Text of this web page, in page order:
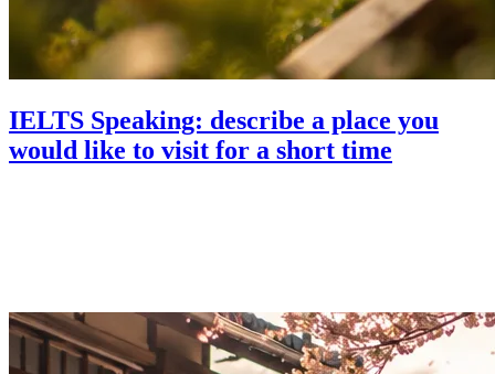
IELTS Speaking: describe a place you
would like to visit for a short time